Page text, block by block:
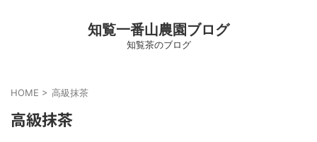
知覧一番山農園ブログ
知覧茶のブログ
HOME > 高級抹茶
高級抹茶